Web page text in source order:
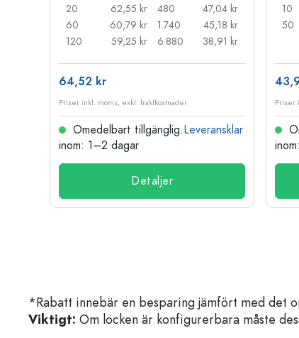
20
62,55 kr
60
60,79 kr
120
59,25 kr
480
47,04 kr
1.740
45,18 kr
6.880
38,91 kr
64,52 kr
Priser inkl. moms, exkl. fraktkostnader
Omedelbart tillgänglig.Leveransklar
inom: 1–2 dagar
Detaljer
10
50
Priser
*Rabatt innebär en besparing jämfört med det
Viktigt: Om locken är konfigurerbara måste